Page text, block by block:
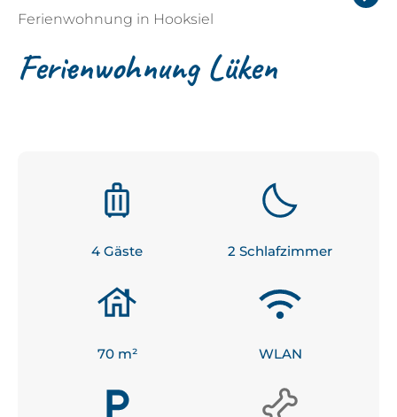
Ferienwohnung in Hooksiel
Ferienwohnung Lüken
4 Gäste 2 Schlafzimmer
70 m² WLAN